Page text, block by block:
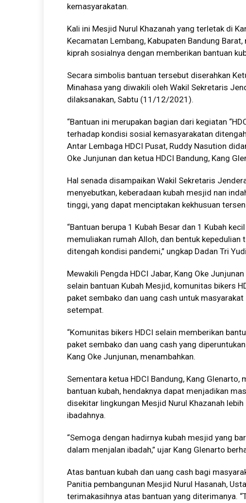
kemasyarakatan.
Kali ini Mesjid Nurul Khazanah yang terletak di
Kecamatan Lembang, Kabupaten Bandung
kiprah sosialnya dengan memberikan bantuan
Secara simbolis bantuan tersebut diserahkan
Minahasa yang diwakili oleh Wakil Sekretaris
dilaksanakan, Sabtu (11/12/2021).
“Bantuan ini merupakan bagian dari kegiatan
terhadap kondisi sosial kemasyarakatan
Antar Lembaga HDCI Pusat, Ruddy Nasution
Oke Junjunan dan ketua HDCI Bandung, Kang
Hal senada disampaikan Wakil Sekretaris
menyebutkan, keberadaan kubah mesjid nan
tinggi, yang dapat menciptakan kekhusuan
“Bantuan berupa 1 Kubah Besar dan 1 Kubah
memuliakan rumah Alloh, dan bentuk
ditengah kondisi pandemi,” ungkap Dadan Tri
Mewakili Pengda HDCI Jabar, Kang Oke
selain bantuan Kubah Mesjid, komunitas bikers
paket sembako dan uang cash untuk
setempat.
“Komunitas bikers HDCI selain memberikan
paket sembako dan uang cash yang
Kang Oke Junjunan, menambahkan.
Sementara ketua HDCI Bandung, Kang Glenarto,
bantuan kubah, hendaknya dapat menjadikan
disekitar lingkungan Mesjid Nurul Khazanah
ibadahnya.
“Semoga dengan hadirnya kubah mesjid yang
dalam menjalan ibadah,” ujar Kang Glenarto
Atas bantuan kubah dan uang cash bagi
Panitia pembangunan Mesjid Nurul Hasanah,
terimakasihnya atas bantuan yang diterimanya.